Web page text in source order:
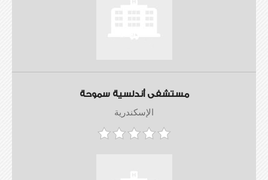
مستشفى أندلسية سموحة
الإسكندرية